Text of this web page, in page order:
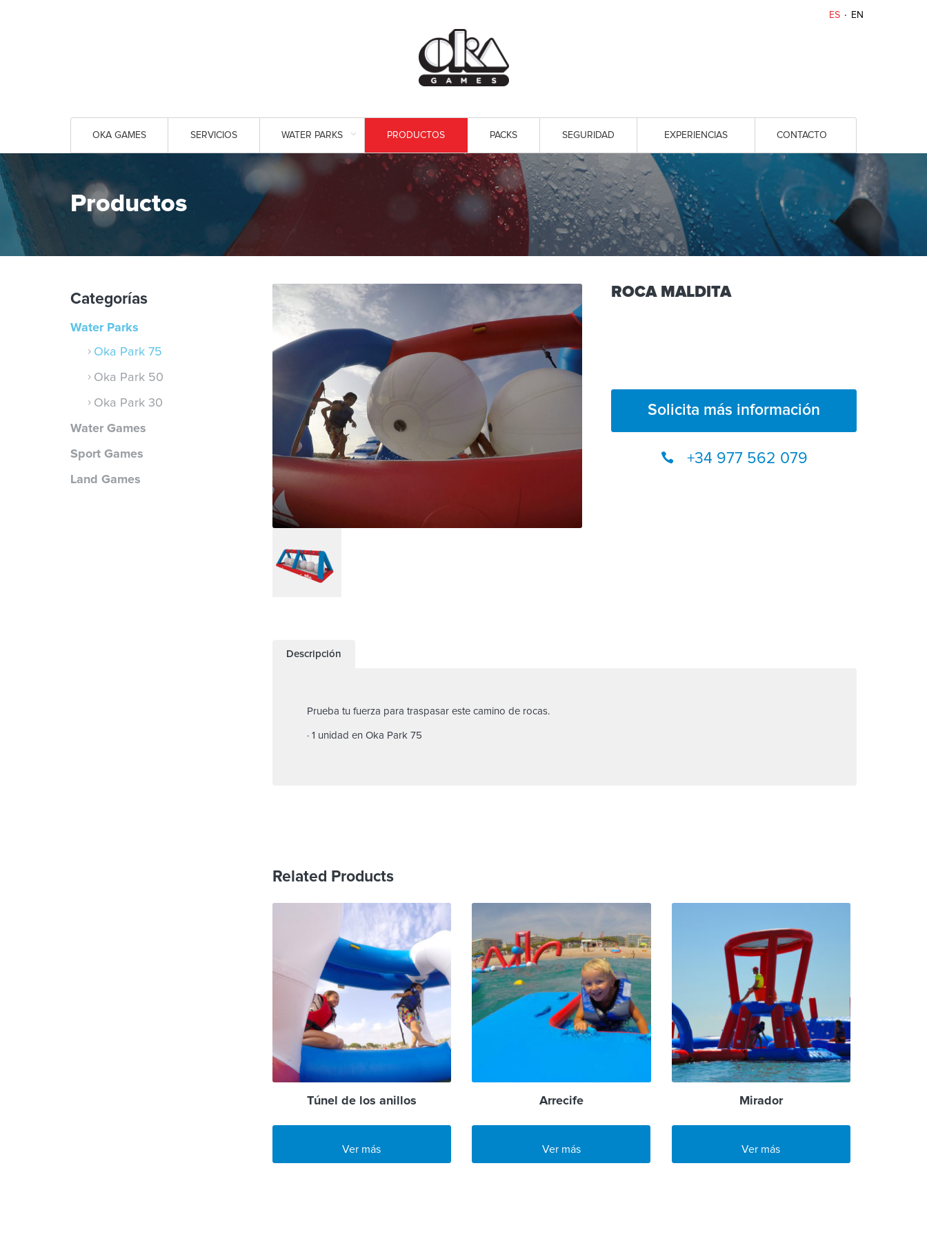
ES EN
OKA GAMES SERVICIOS WATER PARKS PRODUCTOS PACKS SEGURIDAD EXPERIENCIAS CONTACTO
Productos
ROCA MALDITA
Solicita más información
+34 977 562 079
Descripción
Prueba tu fuerza para traspasar este camino de rocas.
· 1 unidad en Oka Park 75
Related Products
Túnel de los anillos
Ver más
Arrecife
Ver más
Mirador
Ver más
Categorías
Water Parks
Oka Park 75
Oka Park 50
Oka Park 30
Water Games
Sport Games
Land Games